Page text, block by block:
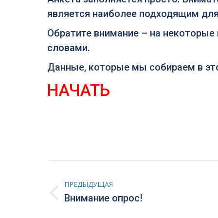
является наиболее подходящим
Обратите внимание – на
словами.
Данные, которые мы собираем в
НАЧАТЬ
поПРЕДЫДУЩАЯ
Предыдущая
Внимание опрос!